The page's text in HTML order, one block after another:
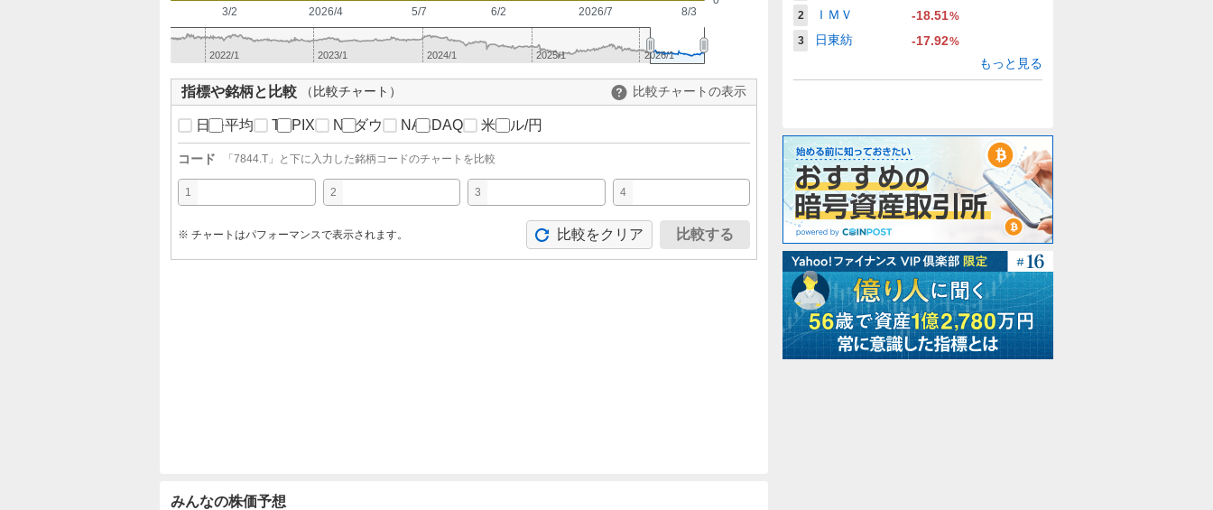
2026/4 2026/7
3/2 5/7 6/2 8/3
2023/1 2025/1
2022/1 2024/1 2026/1
指標や銘柄と比較 （比較チャート） 比較チャートの表示
日経平均 TOPIX NYダウ NASDAQ 米ドル/円
コード 「 7844.T 」と下に入力した銘柄コードのチャートを比較
1 2 3 4
※ チャートはパフォーマンスで表示されます。 比較をクリア 比較する
みんなの株価予想
2
ＩＭＶ -18.51%
3
日東紡 -17.92%
もっと見る